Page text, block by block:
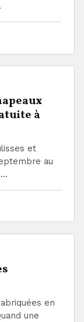
à
et
au
en
une